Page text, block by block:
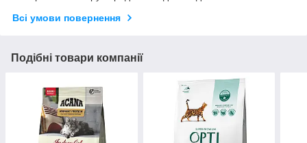
Всі умови повернення
Подібні товари компанії